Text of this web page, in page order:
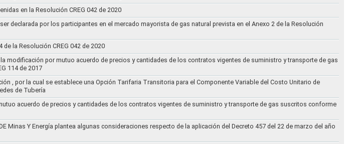
en la Resolución CREG 042 de 2020
declarada por los participantes en el mercado mayorista de gas natural prevista en el Anexo 2 de la Resolución
la Resolución CREG 042 de 2020
modificación por mutuo acuerdo de precios y cantidades de los contratos vigentes de suministro y transporte de gas
114 de 2017
, por la cual se establece una Opción Tarifaria Transitoria para el Componente Variable del Costo Unitario de
de Tubería
acuerdo de precios y cantidades de los contratos vigentes de suministro y transporte de gas suscritos conforme
Minas Y Energía plantea algunas consideraciones respecto de la aplicación del Decreto 457 del 22 de marzo del año